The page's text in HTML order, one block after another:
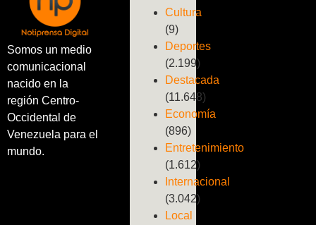
Somos un medio
comunicacional
nacido en la
región Centro-
Occidental de
Venezuela para el
mundo.
Cultura
(9)
Deportes
(2.199)
Destacada
(11.648)
Economía
(896)
Entretenimiento
(1.612)
Internacional
(3.042)
Local